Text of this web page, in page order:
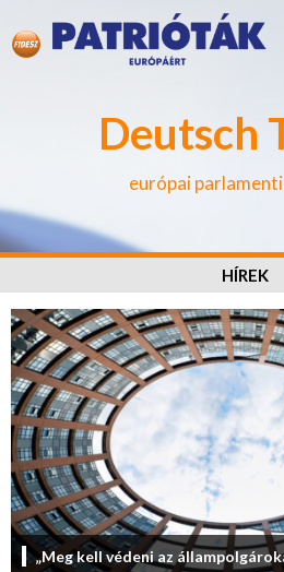
Deutsch
európai
HÍREK
„Meg kell védeni az